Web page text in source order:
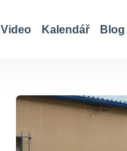
Video Kalendář Blog